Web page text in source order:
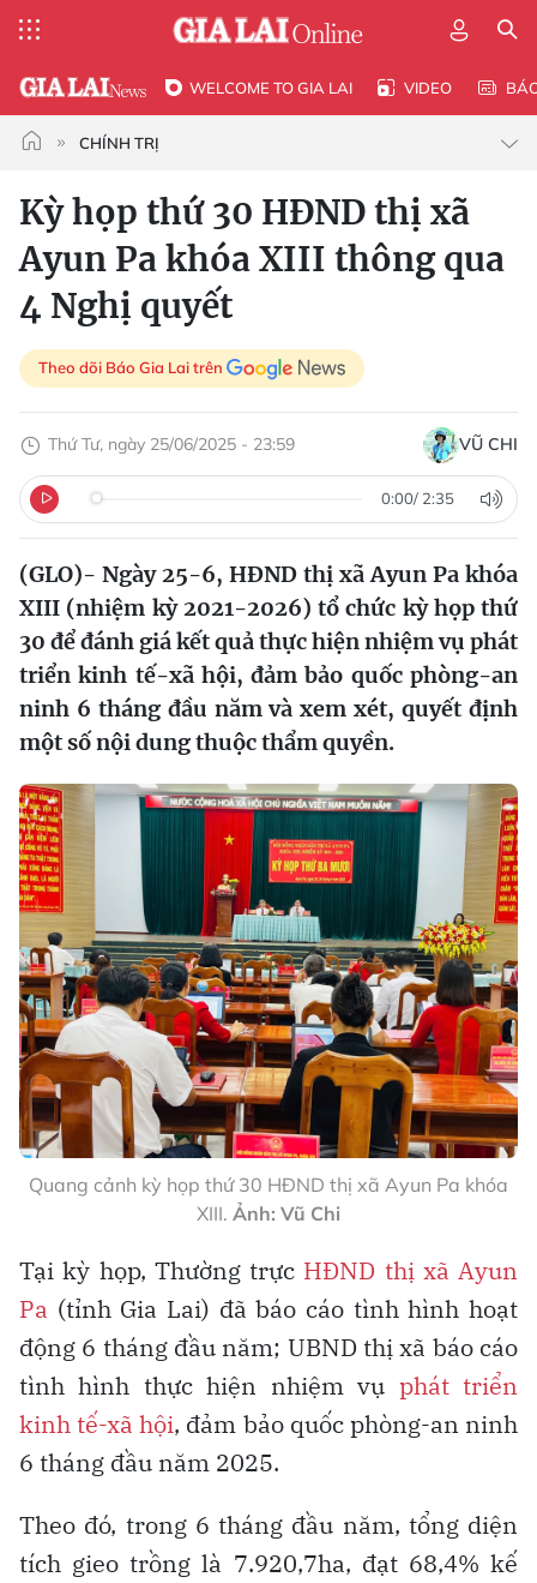
WELCOME TO GIA LAI VIDEO
CHÍNH TRỊ
Kỳ họp thứ 30 HĐND thị xã
Ayun Pa khóa XIII thông qua
4 Nghị quyết
Theo dõi Báo Gia Lai trên
Thứ Tư, ngày 25/06/2025 - 23:59 VŨ CHI
0:00/ 2:35
(GLO)- Ngày 25-6, HĐND thị xã Ayun Pa khóa
XIII (nhiệm kỳ 2021-2026) tổ chức kỳ họp thứ
30 để đánh giá kết quả thực hiện nhiệm vụ phát
triển kinh tế-xã hội, đảm bảo quốc phòng-an
ninh 6 tháng đầu năm và xem xét, quyết định
một số nội dung thuộc thẩm quyền.
Quang cảnh kỳ họp thứ 30 HĐND thị xã Ayun Pa khóa
XIII. Ảnh: Vũ Chi
Tại kỳ họp, Thường trực HĐND thị xã Ayun
Pa (tỉnh Gia Lai) đã báo cáo tình hình hoạt
động 6 tháng đầu năm; UBND thị xã báo cáo
tình hình thực hiện nhiệm vụ phát triển
kinh tế-xã hội, đảm bảo quốc phòng-an ninh
6 tháng đầu năm 2025.
Theo đó, trong 6 tháng đầu năm, tổng diện
tích gieo trồng là 7.920,7ha, đạt 68,4% kế